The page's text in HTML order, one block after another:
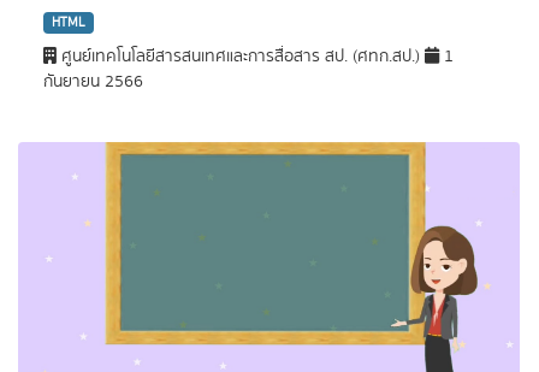
HTML
ศูนย์เทคโนโลยีสารสนเทศและการสื่อสาร สป. (ศทก.สป.)
1
กันยายน 2566